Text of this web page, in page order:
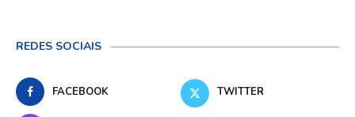
REDES SOCIAIS
FACEBOOK TWITTER